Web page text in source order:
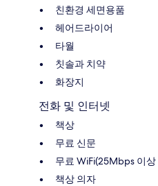
친환경 세면용품
헤어드라이어
타월
칫솔과 치약
화장지
전화 및 인터넷
책상
무료 신문
무료 WiFi(25Mbps 이상
책상 의자